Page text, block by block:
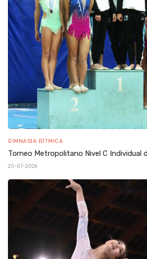
GIMNASIA RÍTMICA
Torneo Metropolitano Nivel C Individual
20-07-2026